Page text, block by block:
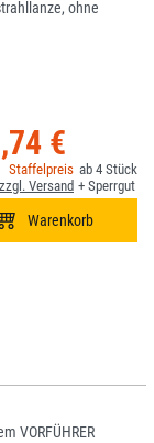
ohne
€
4
VORFÜHRER